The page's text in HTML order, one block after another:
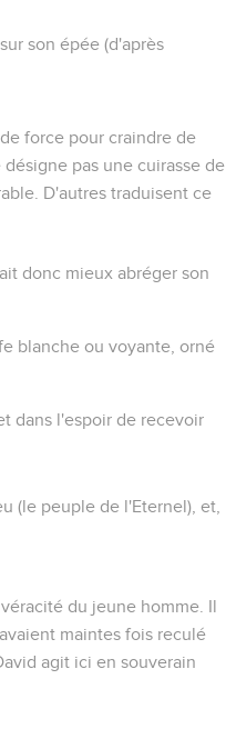
son épée (d'après
force pour craindre de
désigne pas une cuirasse de
D'autres traduisent ce
donc mieux abréger son
blanche ou voyante, orné
dans l'espoir de recevoir
(le peuple de l'Eternel), et,
du jeune homme. Il
maintes fois reculé
agit ici en souverain